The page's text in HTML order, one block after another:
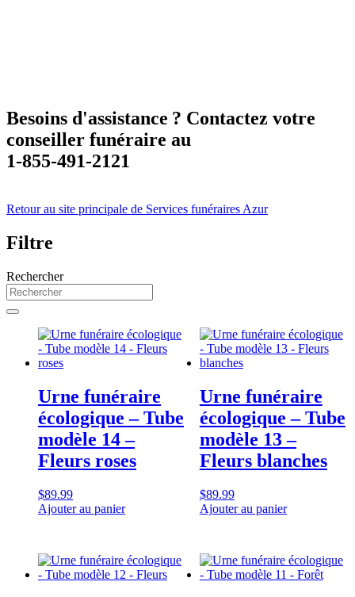
Besoins d'assistance ? Contactez votre
conseiller funéraire au
1-855-491-2121
Retour au site principale de Services funéraires Azur
Filtre
Rechercher
Urne funéraire
écologique – Tube
modèle 14 –
Fleurs roses
$89.99
Ajouter au panier
Urne funéraire
écologique – Tube
modèle 13 –
Fleurs blanches
$89.99
Ajouter au panier